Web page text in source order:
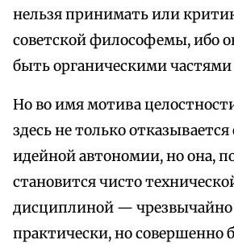
нельзя принимать или
советской философемы, ибо
быть органическими частями
Но во имя мотива
здесь не только отказывается
идейной автономии, но она,
становится чисто
дисциплиной —
практически, но совершенно